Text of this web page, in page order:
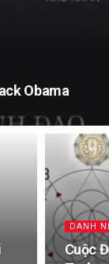
Obama
DANH
Cuộc